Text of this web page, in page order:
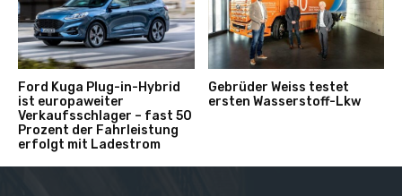
Ford Kuga Plug-in-Hybrid
ist europaweiter
Verkaufsschlager – fast 50
Prozent der Fahrleistung
erfolgt mit Ladestrom
Gebrüder Weiss testet
ersten Wasserstoff-Lkw